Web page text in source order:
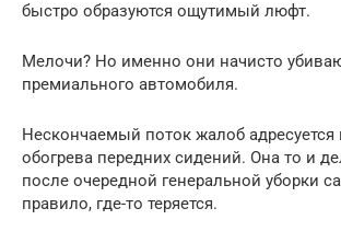
быстро образуются ощутимый люфт.
Мелочи? Но именно они начисто
премиального автомобиля.
Нескончаемый поток жалоб адресуется
обогрева передних сидений. Она то и
после очередной генеральной уборки
правило, где-то теряется.